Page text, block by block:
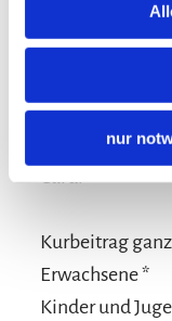
nur
Card, von
auch gleich am
Auffahrt zur
geführten
Ihren
Card!
Kurbeitrag
Kinder und